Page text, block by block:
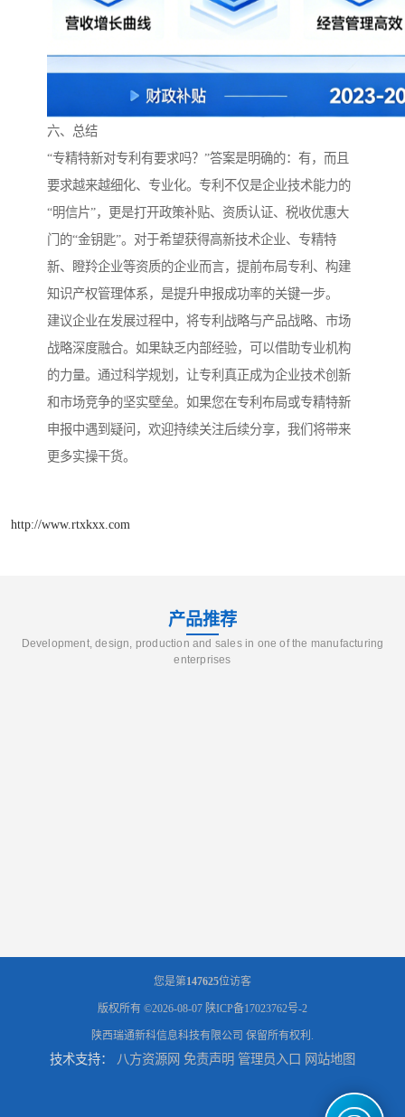
六、总结
“专精特新对专利有要求吗？”答案是明确的：有，而且
要求越来越细化、专业化。专利不仅是企业技术能力的
“明信片”，更是打开政策补贴、资质认证、税收优惠大
门的“金钥匙”。对于希望获得高新技术企业、专精特
新、瞪羚企业等资质的企业而言，提前布局专利、构建
知识产权管理体系，是提升申报成功率的关键一步。
建议企业在发展过程中，将专利战略与产品战略、市场
战略深度融合。如果缺乏内部经验，可以借助专业机构
的力量。通过科学规划，让专利真正成为企业技术创新
和市场竞争的坚实壁垒。如果您在专利布局或专精特新
申报中遇到疑问，欢迎持续关注后续分享，我们将带来
更多实操干货。
http://www.rtxkxx.com
产品推荐
Development, design, production and sales in one of the manufacturing
enterprises
您是第147625位访客
版权所有 ©2026-08-07 陕ICP备17023762号-2
陕西瑞通新科信息科技有限公司 保留所有权利.
技术支持： 八方资源网 免责声明 管理员入口 网站地图